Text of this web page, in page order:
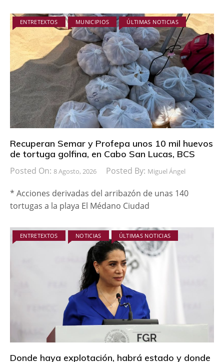
ENTRETEXTOS MUNICIPIOS ÚLTIMAS NOTICIAS
Recuperan Semar y Profepa unos 10 mil huevos
de tortuga golfina, en Cabo San Lucas, BCS
Posted On: 8 Agosto, 2026 Posted By: Miguel Ángel
* Acciones derivadas del arribazón de unas 140
tortugas a la playa El Médano Ciudad
ENTRETEXTOS NOTICIAS ÚLTIMAS NOTICIAS
Donde haya explotación, habrá estado y donde